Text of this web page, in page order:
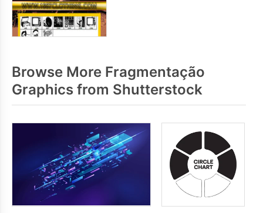
Browse More Fragmentação
Graphics from Shutterstock